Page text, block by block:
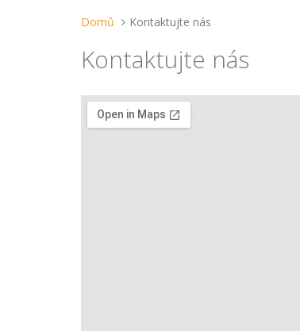
Nacházíte
tady:
Domů Kontaktujte nás
Kontaktujte nás